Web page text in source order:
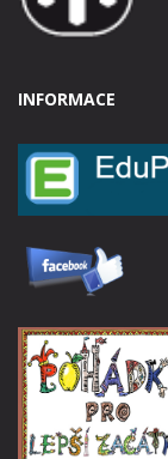
INFORMACE